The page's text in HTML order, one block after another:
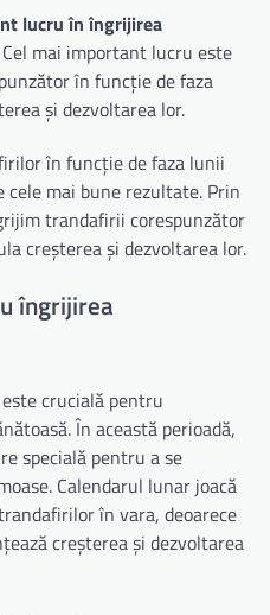
lucru în îngrijirea
Cel mai important lucru este
în funcție de faza
și dezvoltarea lor.
în funcție de faza lunii
mai bune rezultate. Prin
trandafirii corespunzător
creșterea și dezvoltarea lor.
îngrijirea
crucială pentru
În această perioadă,
specială pentru a se
Calendarul lunar joacă
în vara, deoarece
creșterea și dezvoltarea